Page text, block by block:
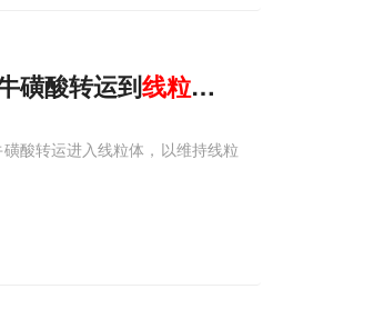
磺酸转运到线粒体
酸转运进入线粒体，以维持线粒